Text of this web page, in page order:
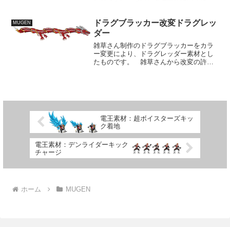
ので、内容は遊んで確認されて見てくだ
さい。 先日もご紹介し...
MUGEN
ドラグブラッカー改変ドラグレッ
ダー
雑草さん制作のドラグブラッカーをカラ
ー変更により、ドラグレッダー素材とし
たものです。 雑草さんから改変の許可
電王素材：超ボイスターズキッ
ク着地
電王素材：デンライダーキック
チャージ
ホーム MUGEN